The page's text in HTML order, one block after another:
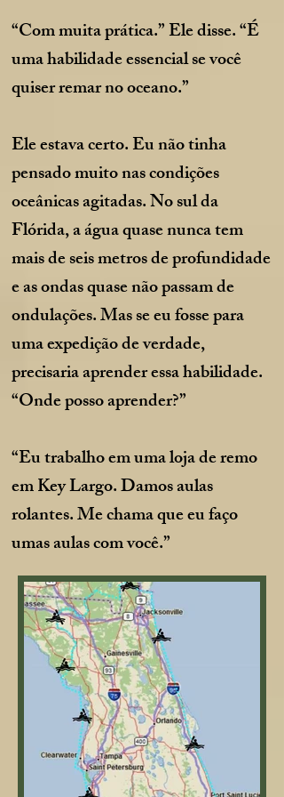
“Com muita prática.” Ele disse. “É
uma habilidade essencial se você
quiser remar no oceano.”
Ele estava certo. Eu não tinha
pensado muito nas condições
oceânicas agitadas. No sul da
Flórida, a água quase nunca tem
mais de seis metros de profundidade
e as ondas quase não passam de
ondulações. Mas se eu fosse para
uma expedição de verdade,
precisaria aprender essa habilidade.
“Onde posso aprender?”
“Eu trabalho em uma loja de remo
em Key Largo. Damos aulas
rolantes. Me chama que eu faço
umas aulas com você.”